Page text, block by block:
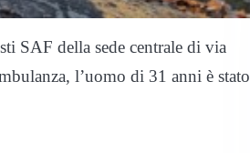
SAF della sede centrale di via
l’uomo di 31 anni è stato